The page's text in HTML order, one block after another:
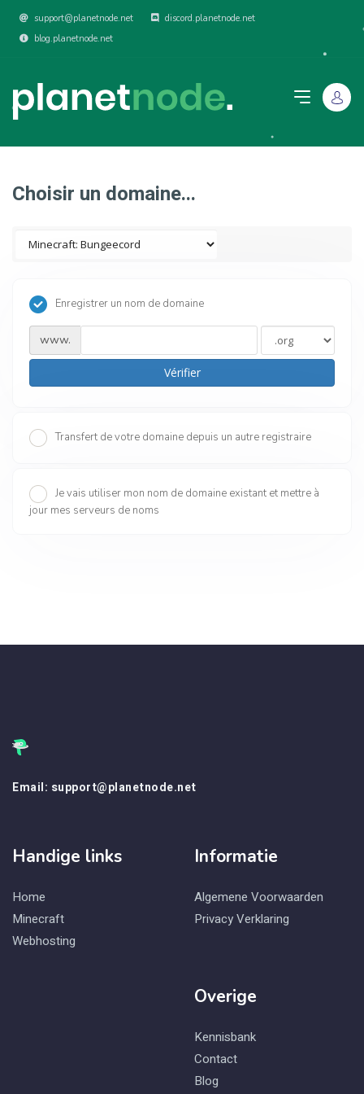
support@planetnode.net
discord.planetnode.net
blog.planetnode.net
Choisir un domaine...
Enregistrer un nom de domaine
www.
Vérifier
Transfert de votre domaine depuis un autre registraire
Je vais utiliser mon nom de domaine existant et mettre à
jour mes serveurs de noms
Email: support@planetnode.net
Handige links
Home
Minecraft
Webhosting
Informatie
Algemene Voorwaarden
Privacy Verklaring
Overige
Kennisbank
Contact
Blog